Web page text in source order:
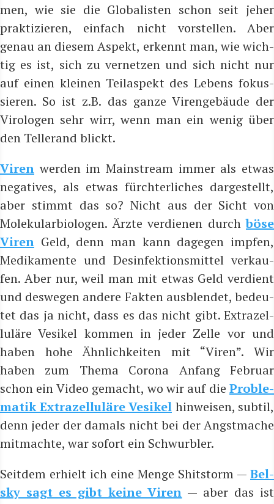
men, wie sie die Glo­ba­lis­ten schon seit jeher
prak­ti­zie­ren, ein­fach nicht vor­stel­len. Aber
genau an die­sem Aspekt, erkennt man, wie wich­
tig es ist, sich zu ver­net­zen und sich nicht nur
auf einen klei­nen Teil­aspekt des Lebens fokus­
sie­ren. So ist z.B. das gan­ze Viren­ge­bäu­de der
Viro­lo­gen sehr wirr, wenn man ein wenig über
den Tel­le­r­and blickt.
Viren wer­den im Main­stream immer als etwas
nega­ti­ves, als etwas fürch­ter­li­ches dar­ge­stellt,
aber stimmt das so? Nicht aus der Sicht von
Mole­ku­lar­bio­lo­gen. Ärz­te ver­die­nen durchböse
Viren Geld, denn man kann dage­gen imp­fen,
Medi­ka­men­te und Des­in­fek­ti­ons­mit­tel ver­kau­
fen. Aber nur, weil man mit etwas Geld ver­dient
und des­we­gen ande­re Fak­ten aus­blen­det, bedeu­
tet das ja nicht, dass es das nicht gibt. Extra­zel­
lu­lä­re Ves­ik­el kom­men in jeder Zel­le vor und
haben hohe Ähn­lich­kei­ten mit “Viren”. Wir
haben zum The­ma Coro­na Anfang Febru­ar
schon ein Video gemacht, wo wir auf die Pro­ble­
ma­tik Extra­zel­lu­lä­re Ves­ik­el hin­wei­sen, sub­til,
denn jeder der damals nicht bei der Angst­ma­che
mit­mach­te, war sofort ein Schwurbler.
Seit­dem erhielt ich eine Men­ge Shit­s­torm — Bel­
sky sagt es gibt kei­ne Viren — aber das ist